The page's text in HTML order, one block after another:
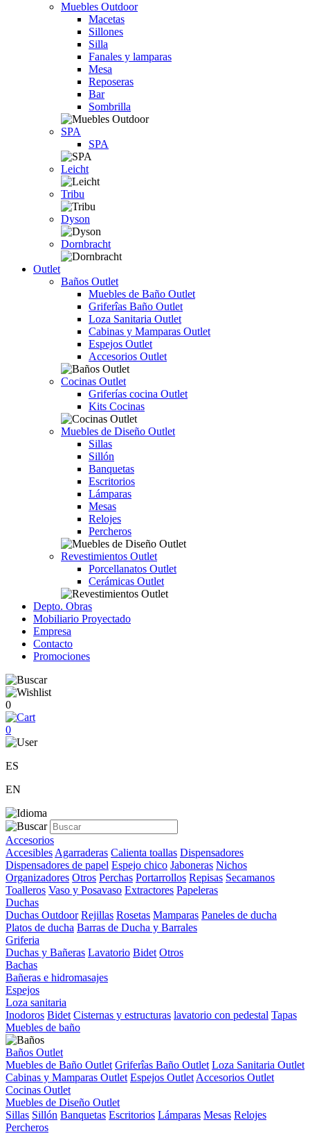
Muebles Outdoor
Macetas
Sillones
Silla
Fanales y lamparas
Mesa
Reposeras
Bar
Sombrilla
SPA
SPA
Leicht
Tribu
Dyson
Dornbracht
Outlet
Baños Outlet
Muebles de Baño Outlet
Griferîas Baño Outlet
Loza Sanitaria Outlet
Cabinas y Mamparas Outlet
Espejos Outlet
Accesorios Outlet
Cocinas Outlet
Griferías cocina Outlet
Kits Cocinas
Muebles de Diseño Outlet
Sillas
Sillón
Banquetas
Escritorios
Lámparas
Mesas
Relojes
Percheros
Revestimientos Outlet
Porcellanatos Outlet
Cerámicas Outlet
Depto. Obras
Mobiliario Proyectado
Empresa
Contacto
Promociones
0
0
ES
EN
Accesorios
Accesibles Agarraderas Calienta toallas Dispensadores
Dispensadores de papel Espejo chico Jaboneras Nichos
Organizadores Otros Perchas Portarrollos Repisas Secamanos
Toalleros Vaso y Posavaso Extractores Papeleras
Duchas
Duchas Outdoor Rejillas Rosetas Mamparas Paneles de ducha
Platos de ducha Barras de Ducha y Barrales
Griferia
Duchas y Bañeras Lavatorio Bidet Otros
Bachas
Bañeras e hidromasajes
Espejos
Loza sanitaria
Inodoros Bidet Cisternas y estructuras lavatorio con pedestal Tapas
Muebles de baño
Baños Outlet
Muebles de Baño Outlet Griferîas Baño Outlet Loza Sanitaria Outlet
Cabinas y Mamparas Outlet Espejos Outlet Accesorios Outlet
Cocinas Outlet
Muebles de Diseño Outlet
Sillas Sillón Banquetas Escritorios Lámparas Mesas Relojes
Percheros